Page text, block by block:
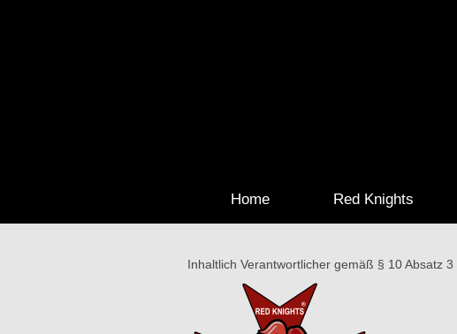
Home Red Knights
Inhaltlich Verantwortlicher gemäß § 10 Absatz 3